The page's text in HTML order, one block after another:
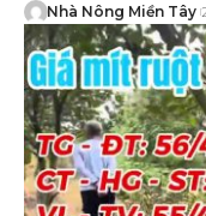
Nhà Nông Miền Tây